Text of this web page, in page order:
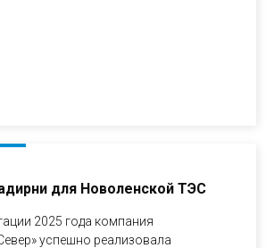
для Новоленской ТЭС
2025 года компания
успешно реализовала